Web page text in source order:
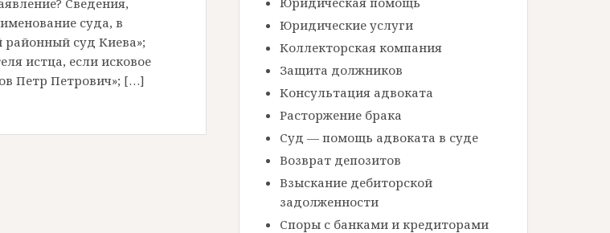
Сведения,
суда, в
районный суд Киева»;
истца, если исковое
Петр Петрович»; […]
Юридические услуги
Коллекторская компания
Защита должников
Консультация адвоката
Расторжение брака
Суд — помощь адвоката в суде
Возврат депозитов
Взыскание дебиторской
задолженности
Споры с банками и кредиторами